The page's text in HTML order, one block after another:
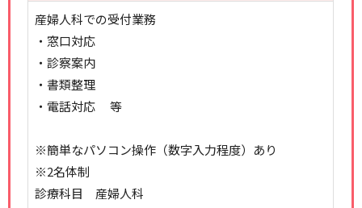
産婦人科での受付業務
・窓口対応
・診察案内
・書類整理
・電話対応 等
※簡単なパソコン操作（数字入力程度）あり
※2名体制
診療科目 産婦人科